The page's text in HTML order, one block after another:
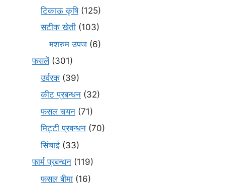
टिकाऊ कृषि(125)
सटीक खेती (103)
मशरुम उपज (6)
फसलें(301)
उर्वरक (39)
कीट प्रबन्धन (32)
फसल चयन (71)
मि‌ट्टी प्रबन्धन (70)
सिंचाई (33)
फार्म प्रबन्धन (119)
फसल बीमा (16)